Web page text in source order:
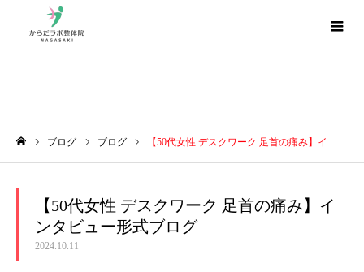
ブログ ブログ 【50代女性 デスクワーク 足首の痛み】インタビュー形式ブログ
【50代女性 デスクワーク 足首の痛み】イ
ンタビュー形式ブログ
2024.10.11